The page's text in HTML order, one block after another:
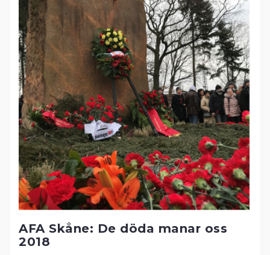
AFA Skåne: De döda manar oss
2018